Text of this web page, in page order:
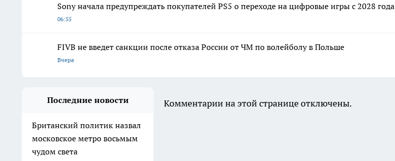
Sony начала предупреждать покупателей PS5 о переходе на цифровые игры с 2028 года
06:55
FIVB не введет санкции после отказа России от ЧМ по волейболу в Польше
Вчера
Последние новости
Британский политик назвал
московское метро восьмым
чудом света
Комментарии на этой странице отключены.